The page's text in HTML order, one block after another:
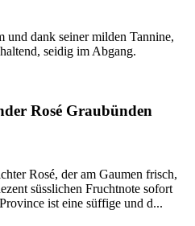
dank seiner milden Tannine,
seidig im Abgang.
Rosé Graubünden
Rosé, der am Gaumen frisch,
süsslichen Fruchtnote sofort
ist eine süffige und d...